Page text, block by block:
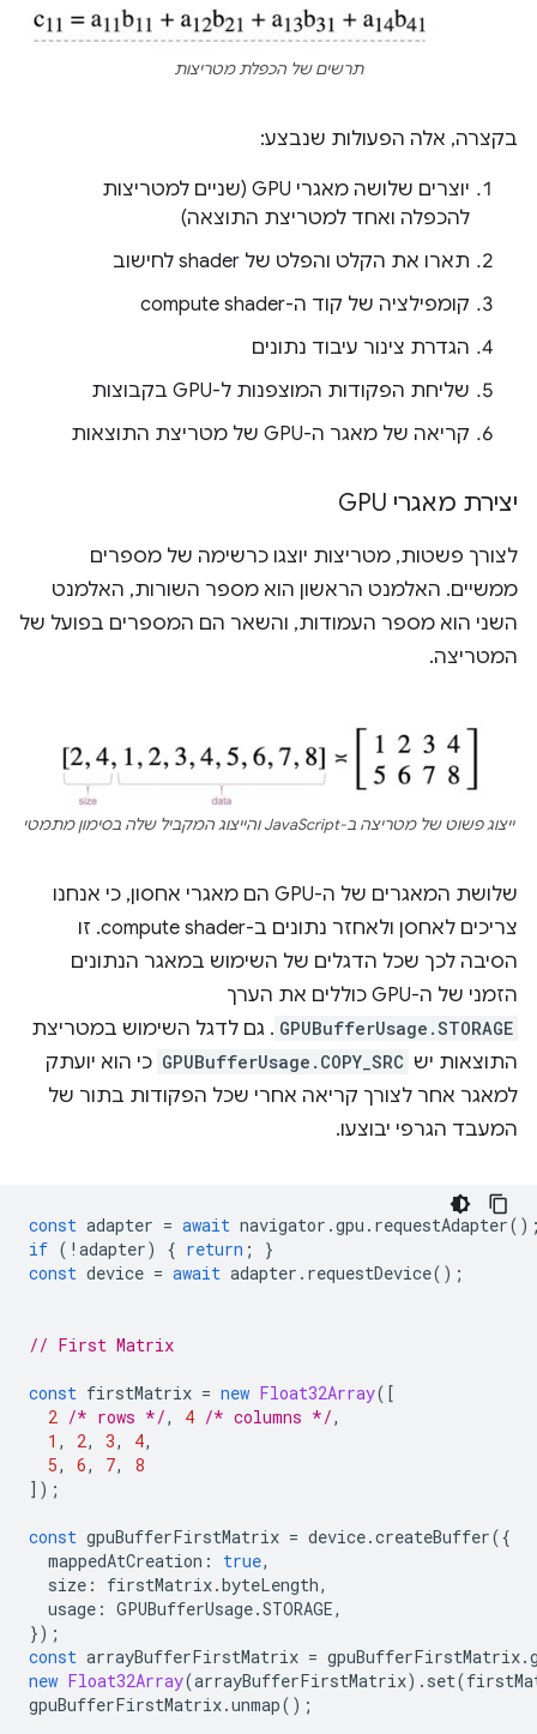
תרשים של הכפלת מטריצות
בקצרה, אלה הפעולות שנבצע:
יוצרים שלושה מאגרי GPU (שניים למטריצות
להכפלה ואחד למטריצת התוצאה)
תארו את הקלט והפלט של shader לחישוב
קומפילציה של קוד ה-compute shader
הגדרת צינור עיבוד נתונים
שליחת הפקודות המוצפנות ל-GPU בקבוצות
קריאה של מאגר ה-GPU של מטריצת התוצאות
יצירת מאגרי GPU
לצורך פשטות, מטריצות יוצגו כרשימה של מספרים
ממשיים. האלמנט הראשון הוא מספר השורות, האלמנט
השני הוא מספר העמודות, והשאר הם המספרים בפועל של
המטריצה.
ייצוג פשוט של מטריצה ב-JavaScript והייצוג המקביל שלה בסימון מתמטי
שלושת המאגרים של ה-GPU הם מאגרי אחסון, כי אנחנו
צריכים לאחסן ולאחזר נתונים ב-compute shader. זו
הסיבה לכך שכל הדגלים של השימוש במאגר הנתונים
הזמני של ה-GPU כוללים את הערך
GPUBufferUsage.STORAGE . גם לדגל השימוש במטריצת
התוצאות יש GPUBufferUsage.COPY_SRC כי הוא יועתק
למאגר אחר לצורך קריאה אחרי שכל הפקודות בתור של
המעבד הגרפי יבוצעו.
const adapter = await navigator .gpu . requestAdapter
if ( ! adapter) { return ;
}
const device = await adapter . requestDevice();
// First Matrix
const firstMatrix = new Float32Array([
2 /* rows */, 4 /* columns */,
1 , 2, 3, 4,
5, 6, 7,
8
]);
const gpuBufferFirstMatrix = device.createBuffer({
mappedAtCreation : true,
size : firstMatrix.byteLength,
usage : GPUBufferUsage.STORAGE,
});
const arrayBufferFirstMatrix = gpuBufferFirstMatrix.
new Float32Array(arrayBufferFirstMatrix). set(
gpuBufferFirstMatrix.unmap();